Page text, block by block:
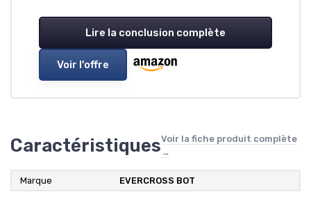
Lire la conclusion complète
Voir l'offre
CaractéristiquesVoir la fiche produit complète
→
Marque EVERCROSS BOT